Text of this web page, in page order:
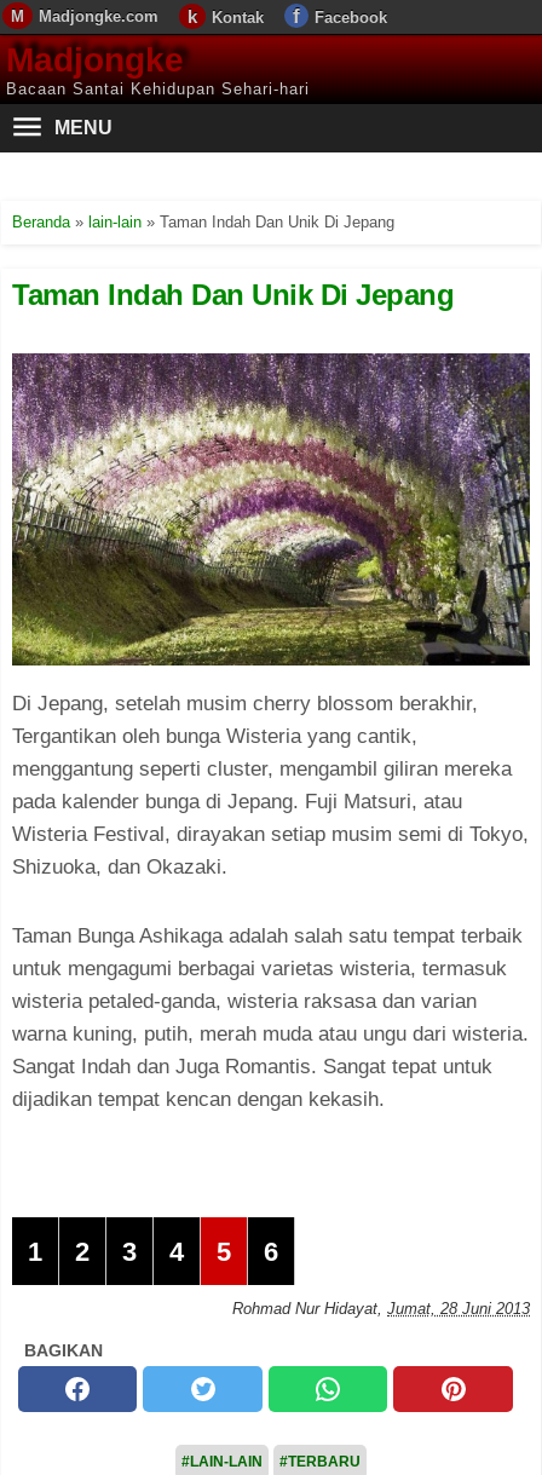
Madjongke.com Kontak Facebook
Madjongke
Bacaan Santai Kehidupan Sehari-hari
MENU
Beranda» lain-lain » Taman Indah Dan Unik Di Jepang
Taman Indah Dan Unik Di Jepang
Di Jepang, setelah musim cherry blossom berakhir,
Tergantikan oleh bunga Wisteria yang cantik,
menggantung seperti cluster, mengambil giliran mereka
pada kalender bunga di Jepang. Fuji Matsuri, atau
Wisteria Festival, dirayakan setiap musim semi di Tokyo,
Shizuoka, dan Okazaki.
Taman Bunga Ashikaga adalah salah satu tempat terbaik
untuk mengagumi berbagai varietas wisteria, termasuk
wisteria petaled-ganda, wisteria raksasa dan varian
warna kuning, putih, merah muda atau ungu dari wisteria.
Sangat Indah dan Juga Romantis. Sangat tepat untuk
dijadikan tempat kencan dengan kekasih.
1 2 3 4 5 6
Rohmad Nur Hidayat Jumat, 28 Juni 2013
BAGIKAN
#LAIN-LAIN #TERBARU